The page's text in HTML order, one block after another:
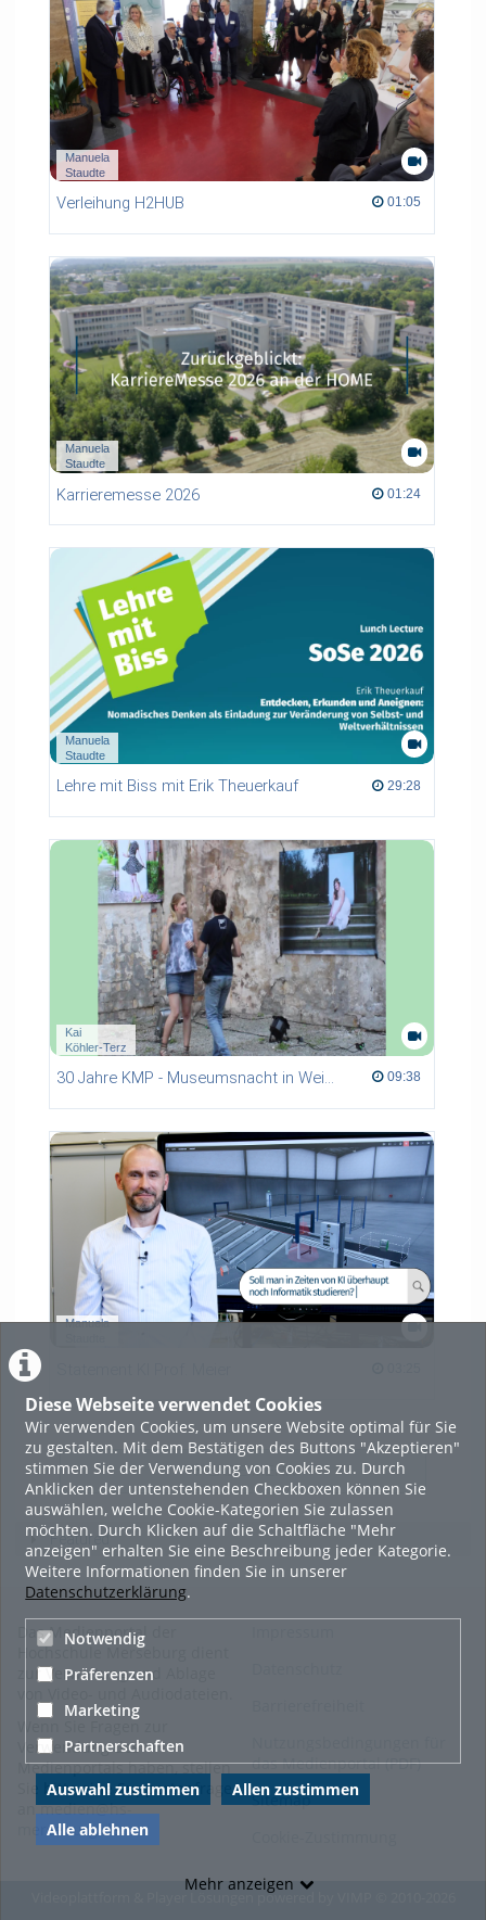
Diese Webseite verwendet Cookies
Wir verwenden Cookies, um unsere Website optimal für Sie
zu gestalten. Mit dem Bestätigen des Buttons "Akzeptieren"
stimmen Sie der Verwendung von Cookies zu. Durch
Anklicken der untenstehenden Checkboxen können Sie
auswählen, welche Cookie-Kategorien Sie zulassen
möchten. Durch Klicken auf die Schaltfläche "Mehr
anzeigen" erhalten Sie eine Beschreibung jeder Kategorie.
Weitere Informationen finden Sie in unserer
Datenschutzerklärung.
Notwendig
Präferenzen
Marketing
Partnerschaften
Auswahl zustimmen
Allen zustimmen
Alle ablehnen
Mehr anzeigen
Manuela
Staudte
Verleihung H2HUB 01:05
01:05 duration
Manuela
Staudte
Karrieremesse 2026 01:24
01:24 duration
Manuela
Staudte
Lehre mit Biss mit Erik Theuerkauf 29:28
29:28 duration
Kai
Köhler-Terz
30 Jahre KMP - Museumsnacht in Weißenfels 2015 09:38
09:38 duration
Manuela
03:25 duration
LADE MEHR
Featured
Das Medienportal der
Hochschule Merseburg dient
zur Verwaltung und Ablage
Wenn Sie Fragen zur
Verwendung des
Medienportals haben, stellen
Sie bitte eine Supportanfrage
anmedien@hs-
merseburg.de.
das Medienportal (PDF)
Sitemap
Videoplattform & Player Lösungen powered by